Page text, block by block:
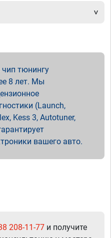
тюнингу
8 лет. Мы
(Launch,
Kess 3, Autotuner,
вашего авто.
208-11-77 и получите